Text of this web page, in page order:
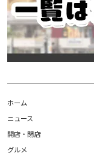
ホーム
ニュース
開店・閉店
グルメ